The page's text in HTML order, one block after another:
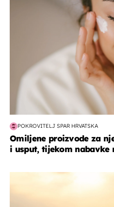
POKROVITELJ SPAR HRVATSKA
Omiljene proizvode za
i usput, tijekom nabavke